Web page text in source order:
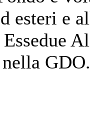
esteri e
GDO.